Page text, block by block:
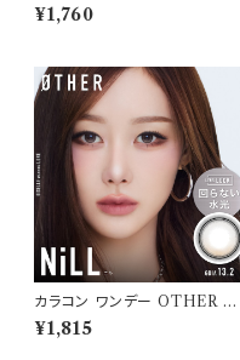
OR：ブリスオーラ】1箱 10枚入
ワナフ ワンデー キムミンジュ K
レンズ
¥1,760
カラコン ワンデー OTHER ア
ザー 【COLOR：NiLL - ニル
(ブラウン)】NEWデビュー 1day
¥1,815